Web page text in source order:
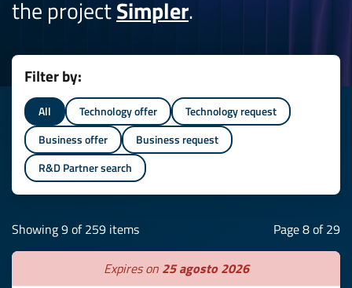
the projectSimpler.
Filter by:
All Technology offer
Technology request
Business offer
Business request
R&D Partner search
Showing 9 of 259 items Page 8 of 29
Expires on 25 agosto 2026